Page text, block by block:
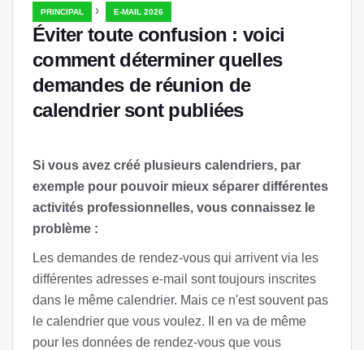
PRINCIPAL › E-MAIL 2026
Éviter toute confusion : voici
comment déterminer quelles
demandes de réunion de
calendrier sont publiées
Si vous avez créé plusieurs calendriers, par
exemple pour pouvoir mieux séparer différentes
activités professionnelles, vous connaissez le
problème :
Les demandes de rendez-vous qui arrivent via les
différentes adresses e-mail sont toujours inscrites
dans le même calendrier. Mais ce n'est souvent pas
le calendrier que vous voulez. Il en va de même
pour les données de rendez-vous que vous